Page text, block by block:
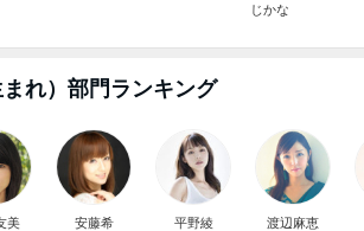
じかな
れ）部門ランキング
美 安藤希 平野綾 渡辺麻恵